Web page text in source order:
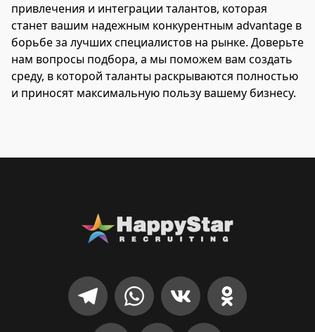
привлечения и интеграции талантов, которая
станет вашим надежным конкурентным advantage в
борьбе за лучших специалистов на рынке. Доверьте
нам вопросы подбора, а мы поможем вам создать
среду, в которой таланты раскрываются полностью
и приносят максимальную пользу вашему бизнесу.